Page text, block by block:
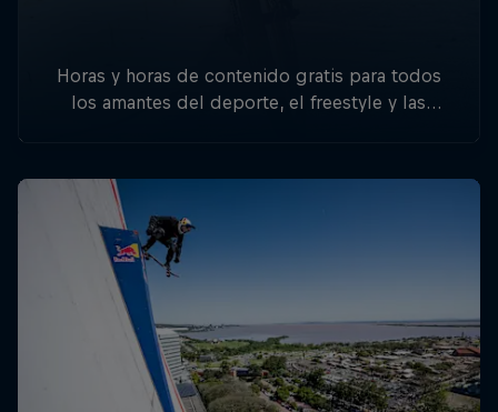
Horas y horas de contenido gratis para todos
los amantes del deporte, el freestyle y las